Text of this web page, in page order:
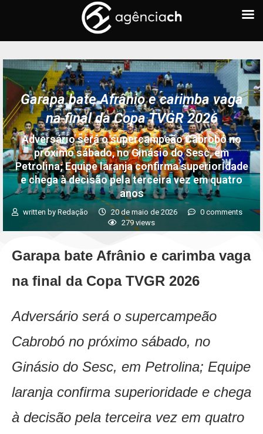
Garapa bate Afrânio e carimba vaga
na final da Copa TVGR 2026
Adversário será o supercampeão Cabrobó no
próximo sábado, no Ginásio do Sesc, em
Petrolina; Equipe laranja confirma superioridade
e chega à decisão pela terceira vez em quatro
anos
written by Redação 20 de maio de 2026
0 comments
279 views
Garapa bate Afrânio e carimba vaga
na final da Copa TVGR 2026
Adversário será o supercampeão
Cabrobó no próximo sábado, no
Ginásio do Sesc, em Petrolina; Equipe
laranja confirma superioridade e chega
à decisão pela terceira vez em quatro